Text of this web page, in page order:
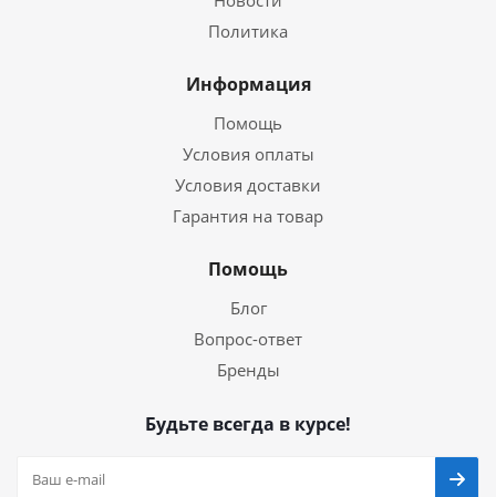
Политика
Информация
Помощь
Условия оплаты
Условия доставки
Гарантия на товар
Помощь
Блог
Вопрос-ответ
Бренды
Будьте всегда в курсе!